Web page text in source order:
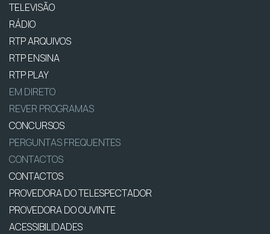
TELEVISÃO
RÁDIO
RTP ARQUIVOS
RTP ENSINA
RTP PLAY
EM DIRETO
REVER PROGRAMAS
CONCURSOS
PERGUNTAS FREQUENTES
CONTACTOS
CONTACTOS
PROVEDORA DO TELESPECTADOR
PROVEDORA DO OUVINTE
ACESSIBILIDADES